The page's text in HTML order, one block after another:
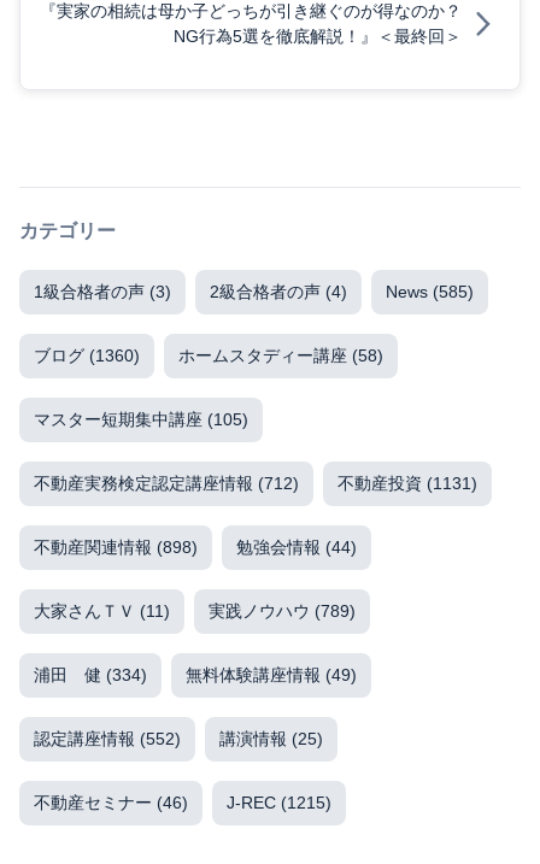
『実家の相続は母か子どっちが引き継ぐのが得なのか？
NG行為5選を徹底解説！』＜最終回＞
カテゴリー
1級合格者の声 (3) 2級合格者の声 (4) News (585)
ブログ (1360) ホームスタディー講座 (58)
マスター短期集中講座 (105)
不動産実務検定認定講座情報 (712) 不動産投資 (1131)
不動産関連情報 (898) 勉強会情報 (44)
大家さんＴＶ (11) 実践ノウハウ (789)
浦田 健 (334) 無料体験講座情報 (49)
認定講座情報 (552) 講演情報 (25)
不動産セミナー (46) J-REC (1215)